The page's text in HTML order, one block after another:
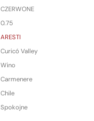
CZERWONE
0.75
ARESTI
Curicó Valley
Wino
Carmenere
Chile
Spokojne